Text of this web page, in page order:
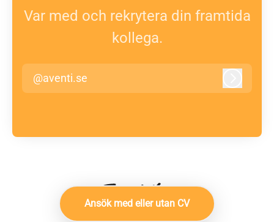
Ansök med eller utan CV
Var med och rekrytera din framtida
kollega.
@aventi.se